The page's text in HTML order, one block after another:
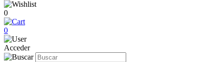
0
0
Acceder